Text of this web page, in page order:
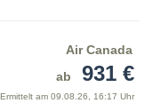
Air Canada
ab
931 €
Ermittelt am 09.08.26, 16:17 Uhr